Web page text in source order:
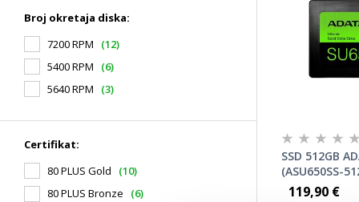
Broj okretaja diska:
7200 RPM
(12)
5400 RPM
(6)
5640 RPM
(3)
Certifikat:
80 PLUS Gold
(10)
80 PLUS Bronze
(6)
SSD 512GB
(ASU650SS-
119,90 €